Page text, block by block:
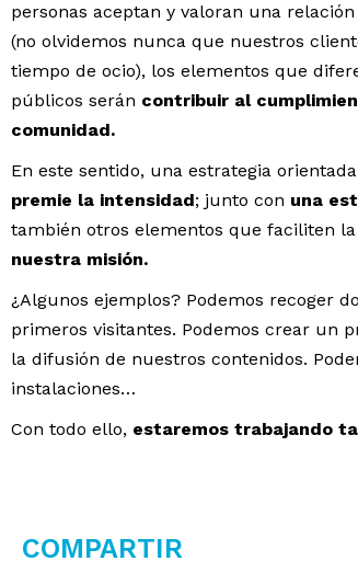
personas aceptan y valoran una
(no olvidemos nunca que nuestros
tiempo de ocio), los elementos que
públicos serán contribuir al
comunidad.
En este sentido, una estrategia
premie la intensidad; junto con una
también otros elementos que faciliten la
nuestra misión.
¿Algunos ejemplos? Podemos recoger
primeros visitantes. Podemos crear un
la difusión de nuestros contenidos.
instalaciones…
Con todo ello, estaremos trabajando
COMPARTIR